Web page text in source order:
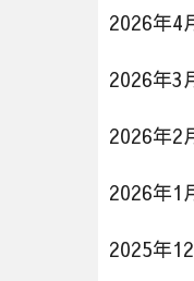
2026年4
2026年3
2026年2
2026年1
2025年